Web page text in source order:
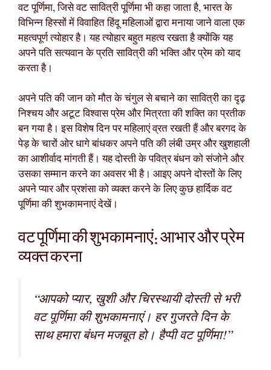
वट पूर्णिमा, जिसे वट सावित्री पूर्णिमा भी कहा जाता है, भारत के
विभिन्न हिस्सों में विवाहित हिंदू महिलाओं द्वारा मनाया जाने वाला एक
महत्वपूर्ण त्योहार है। यह त्योहार बहुत महत्व रखता है क्योंकि यह
अपने पति सत्यवान के प्रति सावित्री की भक्ति और प्रेम को याद
करता है।
अपने पति की जान को मौत के चंगुल से बचाने का सावित्री का दृढ़
निश्चय और अटूट विश्वास प्रेम और मित्रता की शक्ति का प्रतीक
बन गया है। इस विशेष दिन पर महिलाएं व्रत रखती हैं और बरगद के
पेड़ के चारों ओर धागे बांधकर अपने पति की लंबी उम्र और खुशहाली
का आशीर्वाद मांगती हैं। यह दोस्ती के पवित्र बंधन को संजोने और
उसका सम्मान करने का अवसर भी है। आइए अपने दोस्तों के लिए
अपने प्यार और प्रशंसा को व्यक्त करने के लिए कुछ हार्दिक वट
पूर्णिमा की शुभकामनाएं देखें।
वट पूर्णिमा की शुभकामनाएं: आभार और प्रेम
व्यक्त करना
“आपको प्यार, खुशी और चिरस्थायी दोस्ती से भरी
वट पूर्णिमा की शुभकामनाएं। हर गुजरते दिन के
साथ हमारा बंधन मजबूत हो। हैप्पी वट पूर्णिमा!”